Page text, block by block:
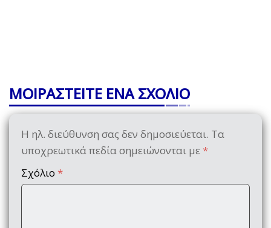
ΜΟΙΡΑΣΤΕΙΤΕ ΕΝΑ ΣΧΟΛΙΟ
Η ηλ. διεύθυνση σας δεν δημοσιεύεται. Τα
υποχρεωτικά πεδία σημειώνονται με *
Σχόλιο *